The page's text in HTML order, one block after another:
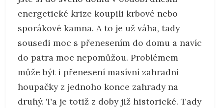
energetické krize koupili krbové nebo
sporákové kamna. A to je už váha, tady
sousedi moc s přenesením do domu a navíc
do patra moc nepomůžou. Problémem
může být i přenesení masívní zahradní
houpačky z jednoho konce zahrady na
druhý. Ta je totiž z doby již historické. Tady